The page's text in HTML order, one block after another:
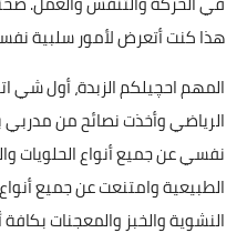
هذا كنت أتعرض لأمور سلبية
المهم احچيلكم الزبدة، أول شي
الرياضي وأخذت نصائح من مدربي
نفسي عن جميع أنواع الحلويات
الطبيعية وامتنعت عن جميع
النشوية والخبز والمعجنات